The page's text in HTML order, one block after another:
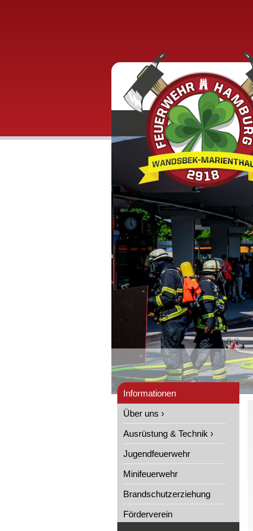
Informationen
Über uns ›
Ausrüstung & Technik ›
Jugendfeuerwehr
Minifeuerwehr
Brandschutzerziehung
Förderverein